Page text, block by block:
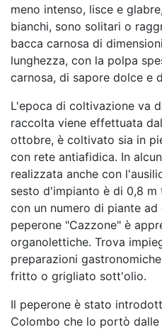
meno intenso, lisce e
bianchi, sono solitari o
bacca carnosa di
lunghezza, con la polpa
carnosa, di sapore dolce e
L'epoca di coltivazione va
raccolta viene effettuata
ottobre, è coltivato sia in
con rete antiafidica. In
realizzata anche con
sesto d'impianto è di 0,8
con un numero di piante
peperone "Cazzone" è
organolettiche. Trova
preparazioni
fritto o grigliato sott'olio.
Il peperone è stato
Colombo che lo portò